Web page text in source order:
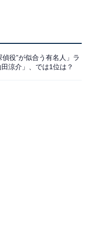
役”が似合う有名人」ラ
涼介」、では1位は？